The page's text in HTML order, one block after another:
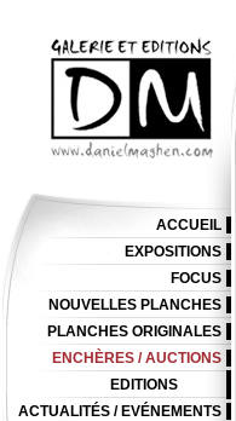
ACCUEIL
EXPOSITIONS
FOCUS
NOUVELLES PLANCHES
PLANCHES ORIGINALES
ENCHÈRES / AUCTIONS
EDITIONS
ACTUALITÉS / EVÉNEMENTS